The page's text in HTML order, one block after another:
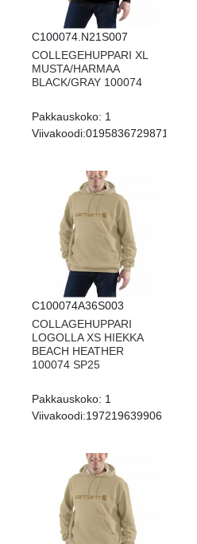
C100074.N21S007
COLLEGEHUPPARI XL
MUSTA/HARMAA
BLACK/GRAY 100074
Pakkauskoko: 1
Viivakoodi:0195836729871
C100074A36S003
COLLAGEHUPPARI
LOGOLLA XS HIEKKA
BEACH HEATHER
100074 SP25
Pakkauskoko: 1
Viivakoodi:197219639906